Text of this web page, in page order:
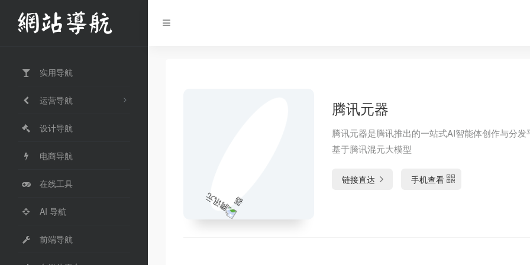
实用导航
运营导航
设计导航
电商导航
在线工具
AI 导航
前端导航
腾讯元器
腾讯元器是腾讯推出的一站式AI智能体创作与分发
基于腾讯混元大模型
链接直达 手机查看